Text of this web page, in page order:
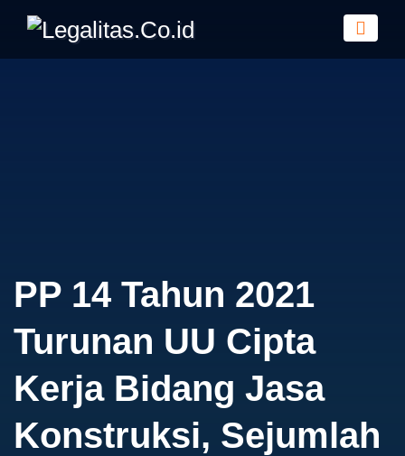
PP 14 Tahun 2021
Turunan UU Cipta
Kerja Bidang Jasa
Konstruksi, Sejumlah